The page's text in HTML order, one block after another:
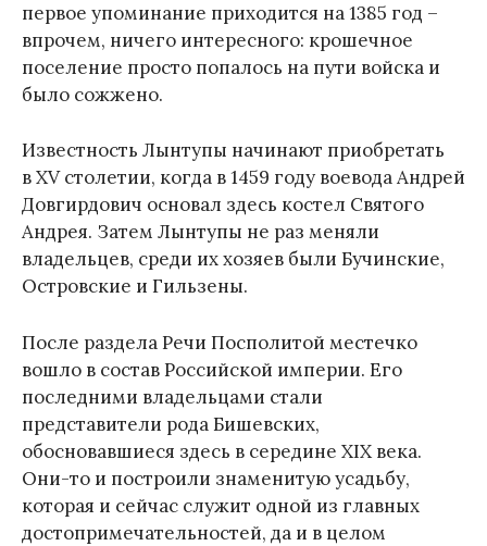
первое упоминание приходится на 1385 год –
впрочем, ничего интересного: крошечное
поселение просто попалось на пути войска и
было сожжено.
Известность Лынтупы начинают приобретать
в XV столетии, когда в 1459 году воевода Андрей
Довгирдович основал здесь костел Святого
Андрея. Затем Лынтупы не раз меняли
владельцев, среди их хозяев были Бучинские,
Островские и Гильзены.
После раздела Речи Посполитой местечко
вошло в состав Российской империи. Его
последними владельцами стали
представители рода Бишевских,
обосновавшиеся здесь в середине XIX века.
Они-то и построили знаменитую усадьбу,
которая и сейчас служит одной из главных
достопримечательностей, да и в целом